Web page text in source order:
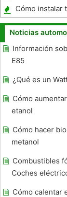
Cómo instalar
aire de 12
Noticias
Información
E85
¿Qué es un
Cómo
etanol
Cómo hacer
metanol
Combustibles
Coches
Cómo calentar